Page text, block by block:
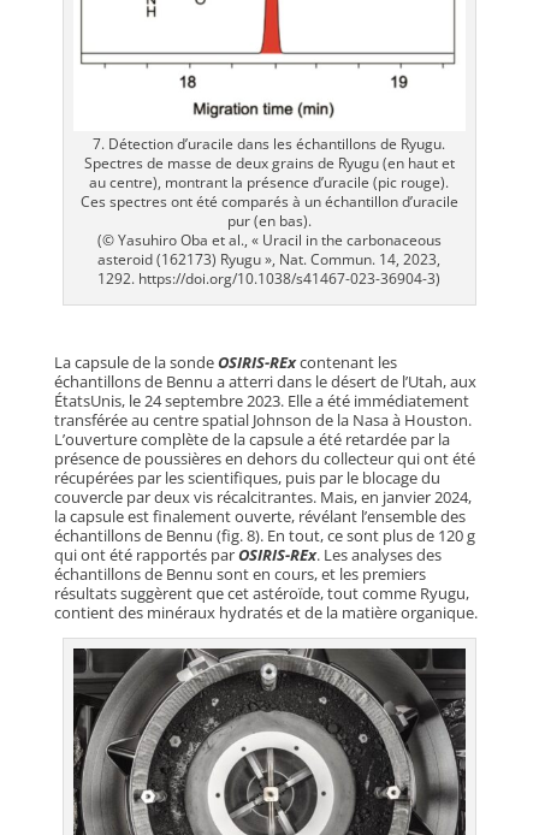
7. Détection d’uracile dans les échantillons de Ryugu.
Spectres de masse de deux grains de Ryugu (en haut et
au centre), montrant la présence d’uracile (pic rouge).
Ces spectres ont été comparés à un échantillon d’uracile
pur (en bas).
(© Yasuhiro Oba et al., « Uracil in the carbonaceous
asteroid (162173) Ryugu », Nat. Commun. 14, 2023,
1292. https://doi.org/10.1038/s41467-023-36904-3)
La capsule de la sondeOSIRIS-RExcontenant les
échantillons de Bennu a atterri dans le désert de l’Utah, aux
ÉtatsUnis, le 24 septembre 2023. Elle a été immédiatement
transférée au centre spatial Johnson de la Nasa à Houston.
L’ouverture complète de la capsule a été retardée par la
présence de poussières en dehors du collecteur qui ont été
récupérées par les scientifiques, puis par le blocage du
couvercle par deux vis récalcitrantes. Mais, en janvier 2024,
la capsule est finalement ouverte, révélant l’ensemble des
échantillons de Bennu (fig. 8). En tout, ce sont plus de 120 g
qui ont été rapportés parOSIRIS-REx. Les analyses des
échantillons de Bennu sont en cours, et les premiers
résultats suggèrent que cet astéroïde, tout comme Ryugu,
contient des minéraux hydratés et de la matière organique.